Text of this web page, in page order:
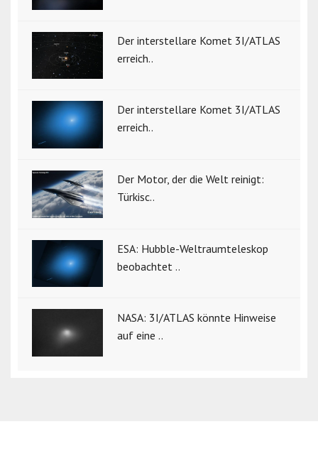
Der interstellare Komet 3I/ATLAS
erreich..
Der interstellare Komet 3I/ATLAS
erreich..
Der Motor, der die Welt reinigt:
Türkisc..
ESA: Hubble-Weltraumteleskop
beobachtet ..
NASA: 3I/ATLAS könnte Hinweise
auf eine ..